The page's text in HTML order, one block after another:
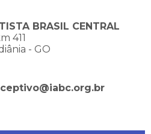
BRASIL CENTRAL
411
- GO